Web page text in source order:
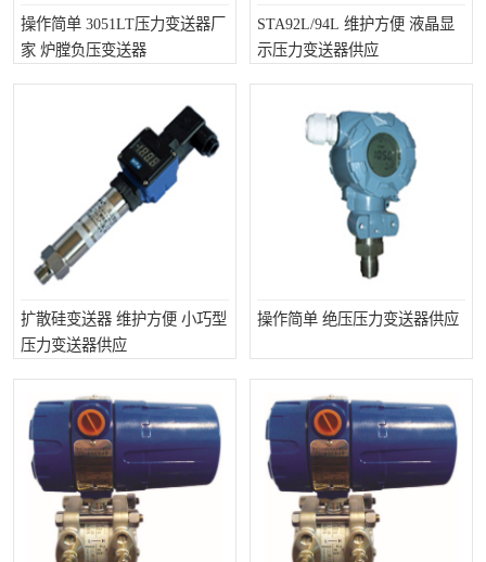
操作简单 3051LT压力变送器厂
家 炉膛负压变送器
STA92L/94L 维护方便 液晶显
示压力变送器供应
扩散硅变送器 维护方便 小巧型
压力变送器供应
操作简单 绝压压力变送器供应